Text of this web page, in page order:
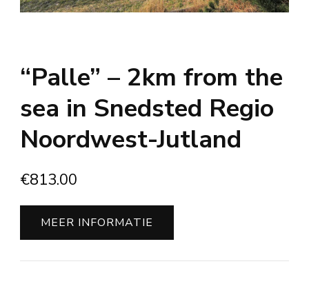
“Palle” – 2km from the
sea in Snedsted Regio
Noordwest-Jutland
€813.00
MEER INFORMATIE